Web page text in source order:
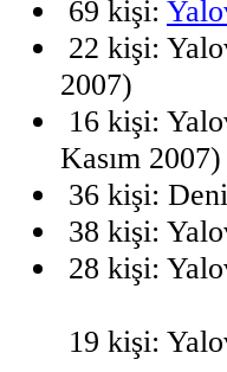
69 kişi:
22 kişi:
2007)
16 kişi:
Kasım 2007)
36 kişi:
38 kişi:
28 kişi:
19 kişi: